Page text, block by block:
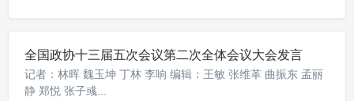
全国政协十三届五次会议第二次全体会议大会发言
记者：林晖 魏玉坤 丁林 李响 编辑：王敏 张维革 曲振东 孟丽
静 郑悦 张子彧...